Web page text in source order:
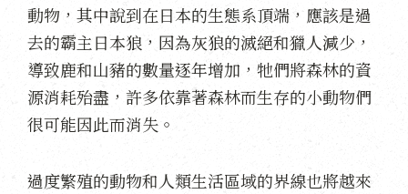
動物，其中說到在日本的生態系頂端，應該是過
去的霸主日本狼，因為灰狼的滅絕和獵人減少，
導致鹿和山豬的數量逐年增加，牠們將森林的資
源消耗殆盡，許多依靠著森林而生存的小動物們
很可能因此而消失。
過度繁殖的動物和人類生活區域的界線也將越來